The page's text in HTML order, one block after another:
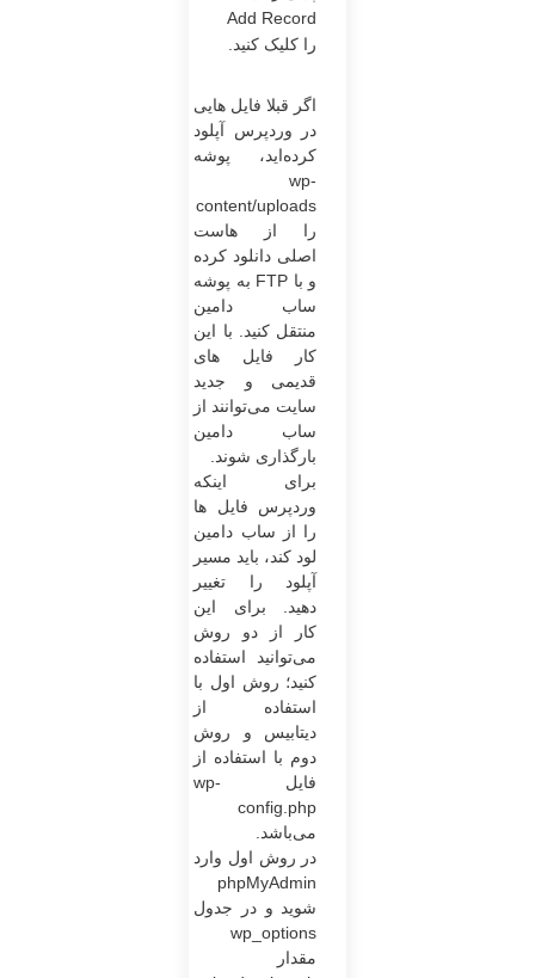
Add Record
را کلیک کنید.
اگر قبلا فایل هایی
در وردپرس آپلود
کرده‌اید، پوشه
wp-
content/uploads
را از هاست
اصلی دانلود کرده
و با FTP به پوشه
ساب دامین
منتقل کنید. با این
کار فایل های
قدیمی و جدید
سایت می‌توانند از
ساب دامین
بارگذاری شوند.
برای اینکه
وردپرس فایل ها
را از ساب دامین
لود کند، باید مسیر
آپلود را تغییر
دهید. برای این
کار از دو روش
می‌توانید استفاده
کنید؛ روش اول با
استفاده از
دیتابیس و روش
دوم با استفاده از
فایل wp-
config.php
می‌باشد.
در روش اول وارد
phpMyAdmin
شوید و در جدول
wp_options
مقدار